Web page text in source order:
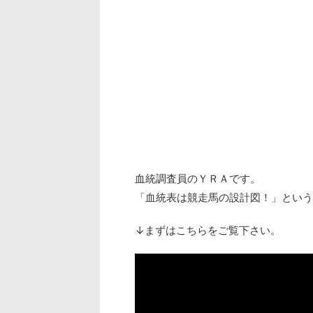
血統調査員のＹＲＡです。
「血統表は競走馬の設計図！」とい
↓まずはこちらをご覧下さい。